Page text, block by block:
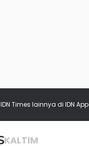
IDN Times lainnya di IDN App
KALTIM